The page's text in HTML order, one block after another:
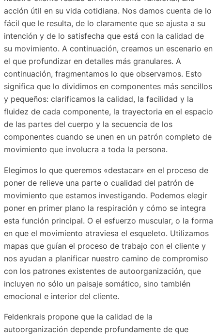
acción útil en su vida cotidiana. Nos damos cuenta de lo
fácil que le resulta, de lo claramente que se ajusta a su
intención y de lo satisfecha que está con la calidad de
su movimiento. A continuación, creamos un escenario en
el que profundizar en detalles más granulares. A
continuación, fragmentamos lo que observamos. Esto
significa que lo dividimos en componentes más sencillos
y pequeños: clarificamos la calidad, la facilidad y la
fluidez de cada componente, la trayectoria en el espacio
de las partes del cuerpo y la secuencia de los
componentes cuando se unen en un patrón completo de
movimiento que involucra a toda la persona.
Elegimos lo que queremos «destacar» en el proceso de
poner de relieve una parte o cualidad del patrón de
movimiento que estamos investigando. Podemos elegir
poner en primer plano la respiración y cómo se integra
esta función principal. O el esfuerzo muscular, o la forma
en que el movimiento atraviesa el esqueleto. Utilizamos
mapas que guían el proceso de trabajo con el cliente y
nos ayudan a planificar nuestro camino de compromiso
con los patrones existentes de autoorganización, que
incluyen no sólo un paisaje somático, sino también
emocional e interior del cliente.
Feldenkrais propone que la calidad de la
autoorganización depende profundamente de que